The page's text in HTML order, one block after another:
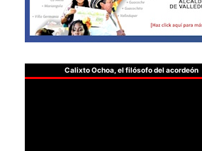
Calixto Ochoa, el filósofo del acordeón